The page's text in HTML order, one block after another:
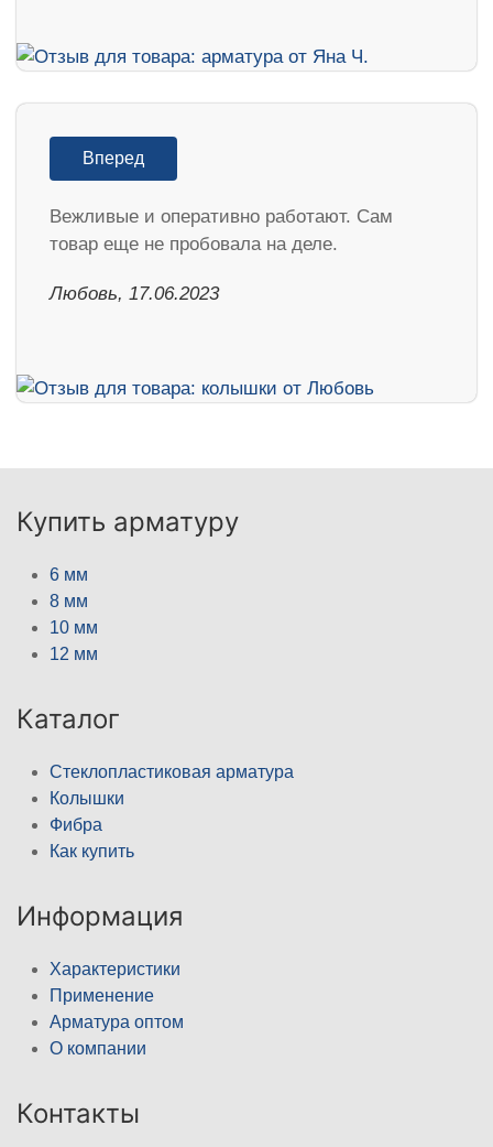
Вперед
Вежливые и оперативно работают. Сам
товар еще не пробовала на деле.
Любовь, 17.06.2023
Купить арматуру
6 мм
8 мм
10 мм
12 мм
Каталог
Стеклопластиковая арматура
Колышки
Фибра
Как купить
Информация
Характеристики
Применение
Арматура оптом
О компании
Контакты